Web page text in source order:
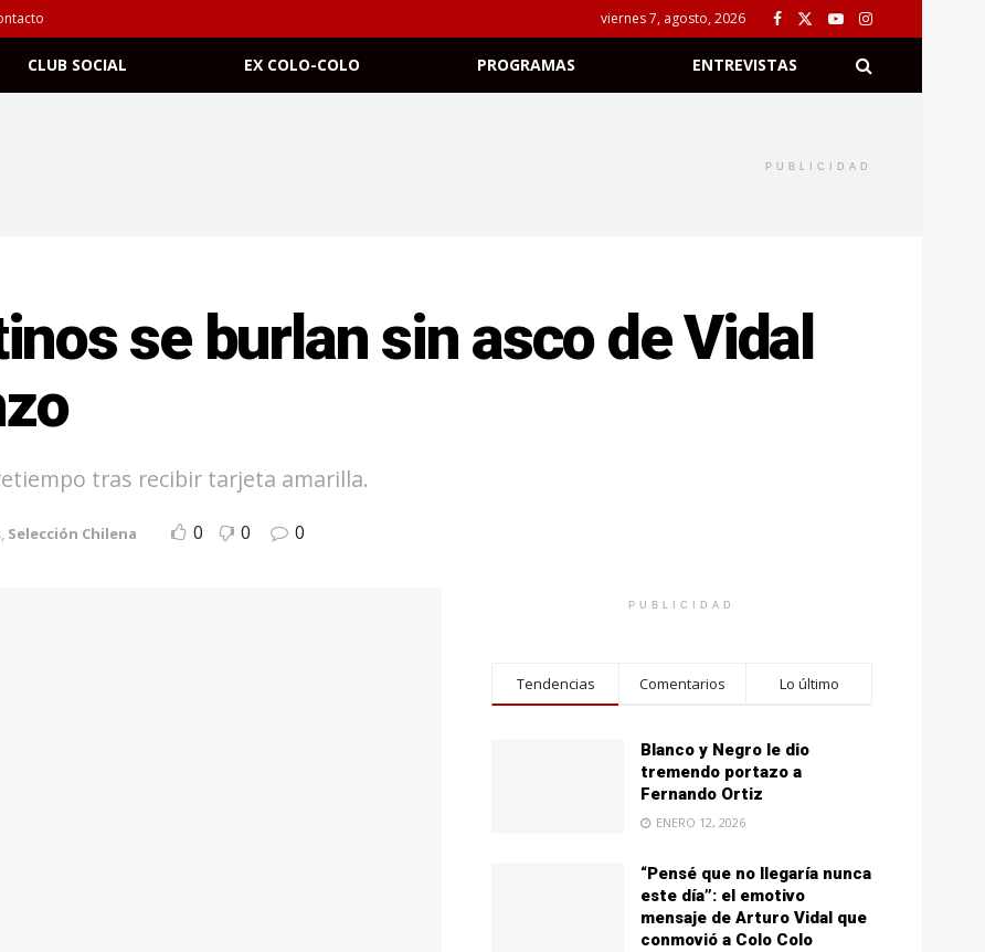
viernes 7, agosto, 2026
CLUB SOCIAL EX COLO-COLO PROGRAMAS ENTREVISTAS
PUBLICIDAD
se burlan sin asco de Vidal
tras recibir tarjeta amarilla.
, Selección Chilena 0 0 0
PUBLICIDAD
Tendencias Comentarios Lo último
Blanco y Negro le dio
tremendo portazo a
Fernando Ortiz
ENERO 12, 2026
“Pensé que no llegaría nunca
este día”: el emotivo
mensaje de Arturo Vidal que
conmovió a Colo Colo